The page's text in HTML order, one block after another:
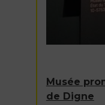
Musée
de Digne